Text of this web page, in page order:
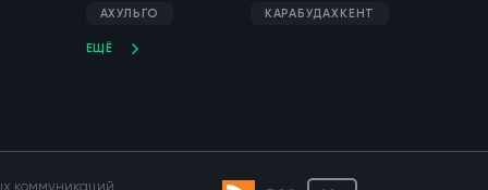
АХУЛЬГО КАРАБУДАХКЕНТ
ЕЩЁ
коммуникаций